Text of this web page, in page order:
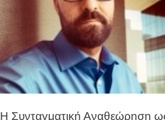
Η Συνταγματική Αναθεώρηση